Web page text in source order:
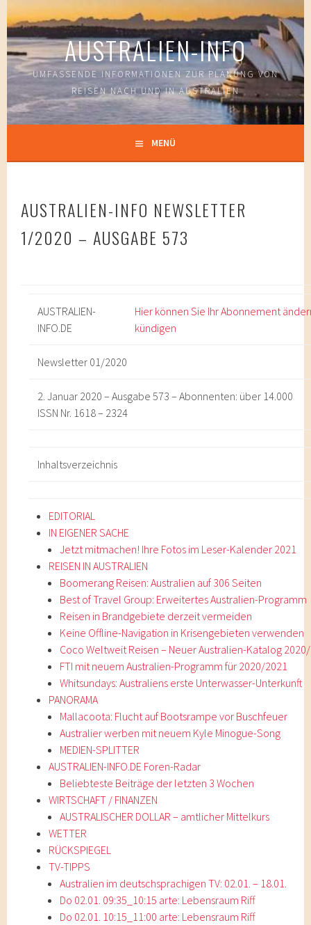
Springe
zum
Inhalt
AUSTRALIEN-INFO
UMFASSENDE INFORMATIONEN ZUR PLANUNG VON
REISEN NACH UND IN AUSTRALIEN
MENÜ
AUSTRALIEN-INFO NEWSLETTER
1/2020 – AUSGABE 573
AUSTRALIEN-
INFO.DE
Hier können Sie Ihr Abonnement
kündigen
Newsletter 01/2020
2. Januar 2020 – Ausgabe 573 – Abonnenten: über 14.000
ISSN Nr. 1618 – 2324
Inhaltsverzeichnis
EDITORIAL
IN EIGENER SACHE
Jetzt mitmachen! Ihre Fotos im Leser-Kalender 2021
REISEN IN AUSTRALIEN
Boomerang Reisen: Australien auf 306 Seiten
Best of Travel Group: Erweitertes Australien-Programm
Reisen in Brandgebiete derzeit vermeiden
Keine Offline-Navigation in Krisengebieten verwenden
Coco Weltweit Reisen – Neuer Australien-Katalog
FTI mit neuem Australien-Programm für 2020/2021
Whitsundays: Australiens erste Unterwasser-Unterkunft
PANORAMA
Mallacoota: Flucht auf Bootsrampe vor Buschfeuer
Australier werben mit neuem Kyle Minogue-Song
MEDIEN-SPLITTER
AUSTRALIEN-INFO.DE Foren-Radar
Beliebteste Beiträge der letzten 3 Wochen
WIRTSCHAFT / FINANZEN
AUSTRALISCHER DOLLAR – amtlicher Mittelkurs
WETTER
RÜCKSPIEGEL
TV-TIPPS
Australien im deutschsprachigen TV: 02.01. – 18.01.
Do 02.01. 09:35_10:15 arte: Lebensraum Riff
Do 02.01. 10:15_11:00 arte: Lebensraum Riff